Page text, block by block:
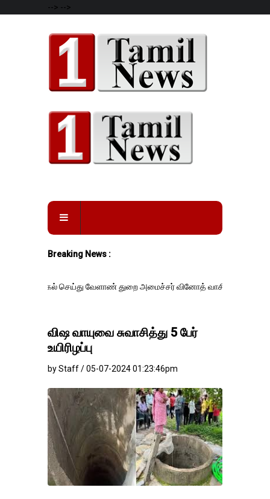
--> -->
Breaking News :
செய்து வேளாண் துறை அமைச்சர் வினோத் வாசித்து வருகிறார். �.
விஷ வாயுவை சுவாசித்து 5 பேர்
உயிரிழப்பு
by Staff / 05-07-2024 01:23:46pm